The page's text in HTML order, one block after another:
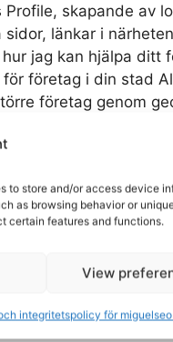
to store and/or access device
as browsing behavior or
certain features and functions.
View
integritetspolicy för
skapande av
länkar i
jag kan hjälpa ditt
företag i din stad
företag genom
din Google
kategorier och
för bättre
och
med
och
och lokal
— det
nyhetssajter och
teknisk SEO